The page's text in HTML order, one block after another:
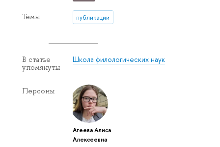
Темы публикации
В статье
упомянуты
Школа филологических наук
Персоны
Агеева Алиса
Алексеевна